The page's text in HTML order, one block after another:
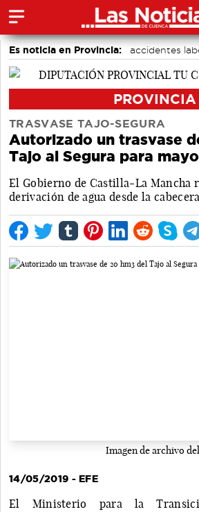
Es noticia en Provincia: accidentes
Medio Ambiente
PROVINCIA
TRASVASE TAJO-SEGURA
Autorizado un trasvase
Tajo al Segura para mayo
El Gobierno de Castilla-La Mancha
derivación de agua desde la
Imagen de archivo
14/05/2019 - EFE
El Ministerio para la